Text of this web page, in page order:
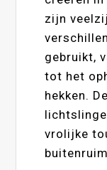
zijn
gebruikt,
tot het
hekken.
vrolijke